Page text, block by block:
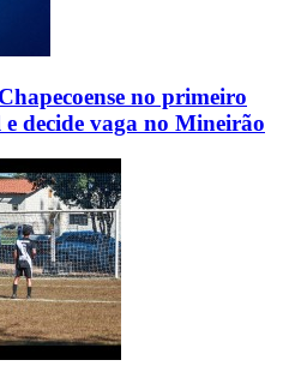
no primeiro
decide vaga no Mineirão